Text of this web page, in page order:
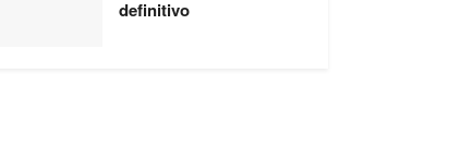
definitivo